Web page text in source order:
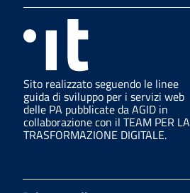
Sito realizzato seguendo le linee
guida di sviluppo per i servizi web
delle PA pubblicate da AGID in
collaborazione con il TEAM PER LA
TRASFORMAZIONE DIGITALE.